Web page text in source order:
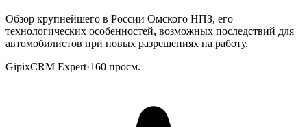
Обзор крупнейшего в России Омского НПЗ, его
технологических особенностей, возможных последствий для
автомобилистов при новых разрешениях на работу.
GipixCRM Expert·160 просм.